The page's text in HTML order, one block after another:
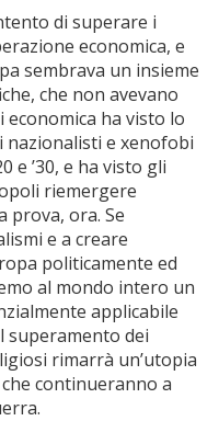
di superare i
economica, e
sembrava un insieme
che non avevano
ha visto lo
e xenofobi
e ’30, e ha visto gli
riemergere
prova, ora. Se
e a creare
politicamente ed
al mondo intero un
applicabile
superamento dei
rimarrà un’utopia
continueranno a